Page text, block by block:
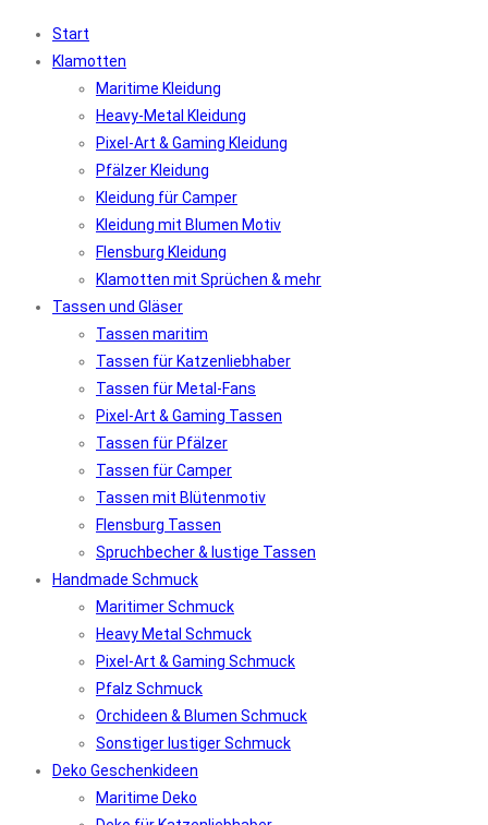
Start
Klamotten
Maritime Kleidung
Heavy-Metal Kleidung
Pixel-Art & Gaming Kleidung
Pfälzer Kleidung
Kleidung für Camper
Kleidung mit Blumen Motiv
Flensburg Kleidung
Klamotten mit Sprüchen & mehr
Tassen und Gläser
Tassen maritim
Tassen für Katzenliebhaber
Tassen für Metal-Fans
Pixel-Art & Gaming Tassen
Tassen für Pfälzer
Tassen für Camper
Tassen mit Blütenmotiv
Flensburg Tassen
Spruchbecher & lustige Tassen
Handmade Schmuck
Maritimer Schmuck
Heavy Metal Schmuck
Pixel-Art & Gaming Schmuck
Pfalz Schmuck
Orchideen & Blumen Schmuck
Sonstiger lustiger Schmuck
Deko Geschenkideen
Maritime Deko